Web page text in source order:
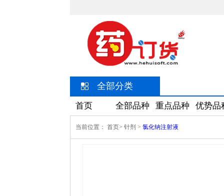
全部分类
首页 全部品种 重点品种 优势品
当前位置： 首页> 针剂 > 氯化钠注射液